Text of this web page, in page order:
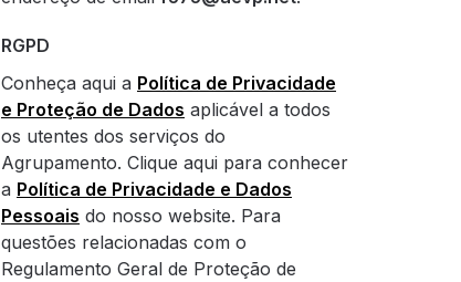
RGPD
Conheça aqui a Política de Privacidade
e Proteção de Dados aplicável a todos
os utentes dos serviços do
Agrupamento. Clique aqui para conhecer
a Política de Privacidade e Dados
Pessoais do nosso website. Para
questões relacionadas com o
Regulamento Geral de Proteção de